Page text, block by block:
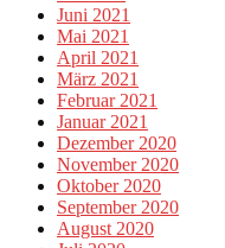
Juni 2021
Mai 2021
April 2021
März 2021
Februar 2021
Januar 2021
Dezember 2020
November 2020
Oktober 2020
September 2020
August 2020